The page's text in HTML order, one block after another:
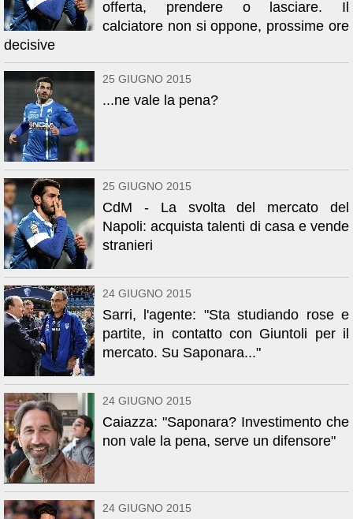
offerta, prendere o lasciare. Il
calciatore non si oppone, prossime ore
decisive
25 GIUGNO 2015
...ne vale la pena?
25 GIUGNO 2015
CdM - La svolta del mercato del
Napoli: acquista talenti di casa e vende
stranieri
24 GIUGNO 2015
Sarri, l'agente: "Sta studiando rose e
partite, in contatto con Giuntoli per il
mercato. Su Saponara..."
24 GIUGNO 2015
Caiazza: "Saponara? Investimento che
non vale la pena, serve un difensore"
24 GIUGNO 2015